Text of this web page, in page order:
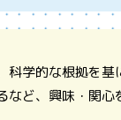
学的な根拠を
ど、興味・関